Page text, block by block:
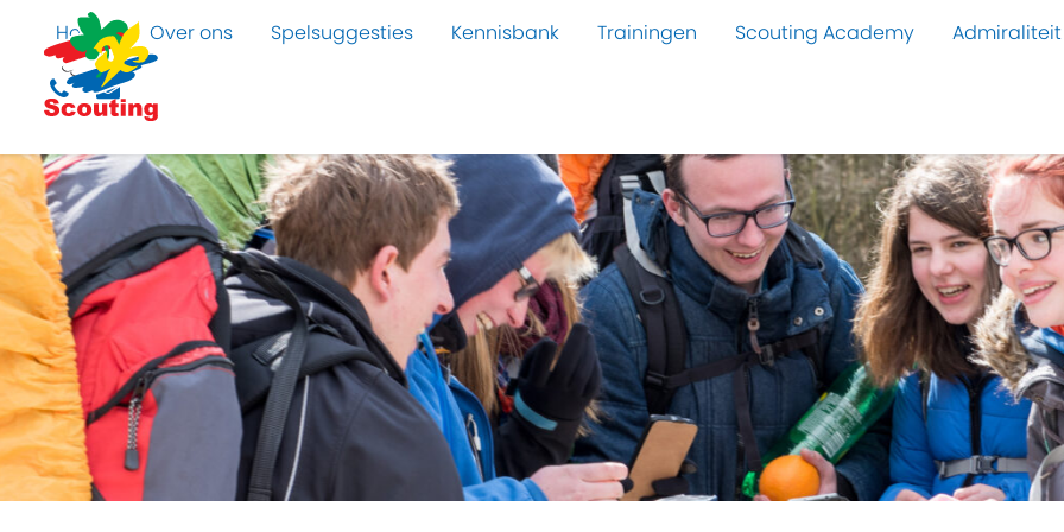
Home Over ons Spelsuggesties Kennisbank Trainingen Scouting Academy Admiraliteit